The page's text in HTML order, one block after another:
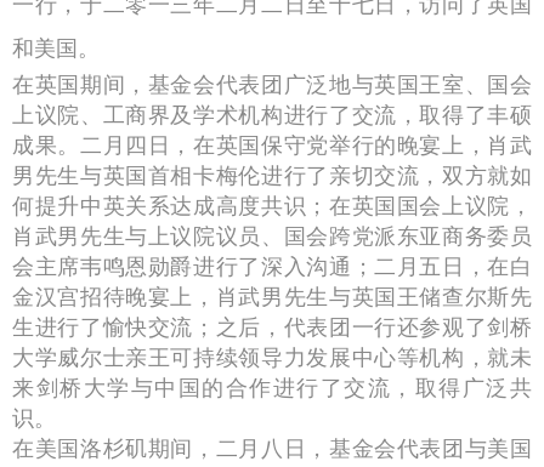
一行，于二零一三年二月二日至十七日，访问了英国
和美国。
在英国期间，基金会代表团广泛地与英国王室、国会
上议院、工商界及学术机构进行了交流，取得了丰硕
成果。二月四日，在英国保守党举行的晚宴上，肖武
男先生与英国首相卡梅伦进行了亲切交流，双方就如
何提升中英关系达成高度共识；在英国国会上议院，
肖武男先生与上议院议员、国会跨党派东亚商务委员
会主席韦鸣恩勋爵进行了深入沟通；二月五日，在白
金汉宫招待晚宴上，肖武男先生与英国王储查尔斯先
生进行了愉快交流；之后，代表团一行还参观了剑桥
大学威尔士亲王可持续领导力发展中心等机构，就未
来剑桥大学与中国的合作进行了交流，取得广泛共
识。
在美国洛杉矶期间，二月八日，基金会代表团与美国